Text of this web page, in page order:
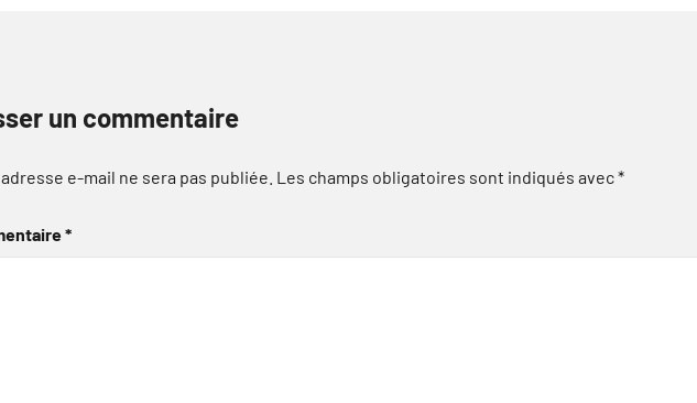
un commentaire
e-mail ne sera pas publiée. Les champs obligatoires sont indiqués avec*
*